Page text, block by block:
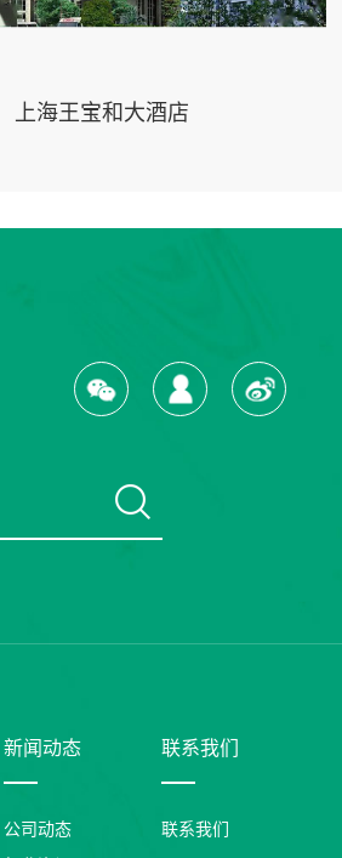
上海王宝和大酒店
新闻动态
公司动态
联系我们
联系我们